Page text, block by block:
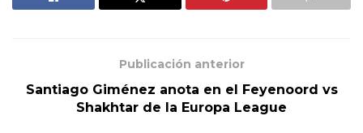
Publicación anterior
Santiago Giménez anota en el Feyenoord vs
Shakhtar de la Europa League